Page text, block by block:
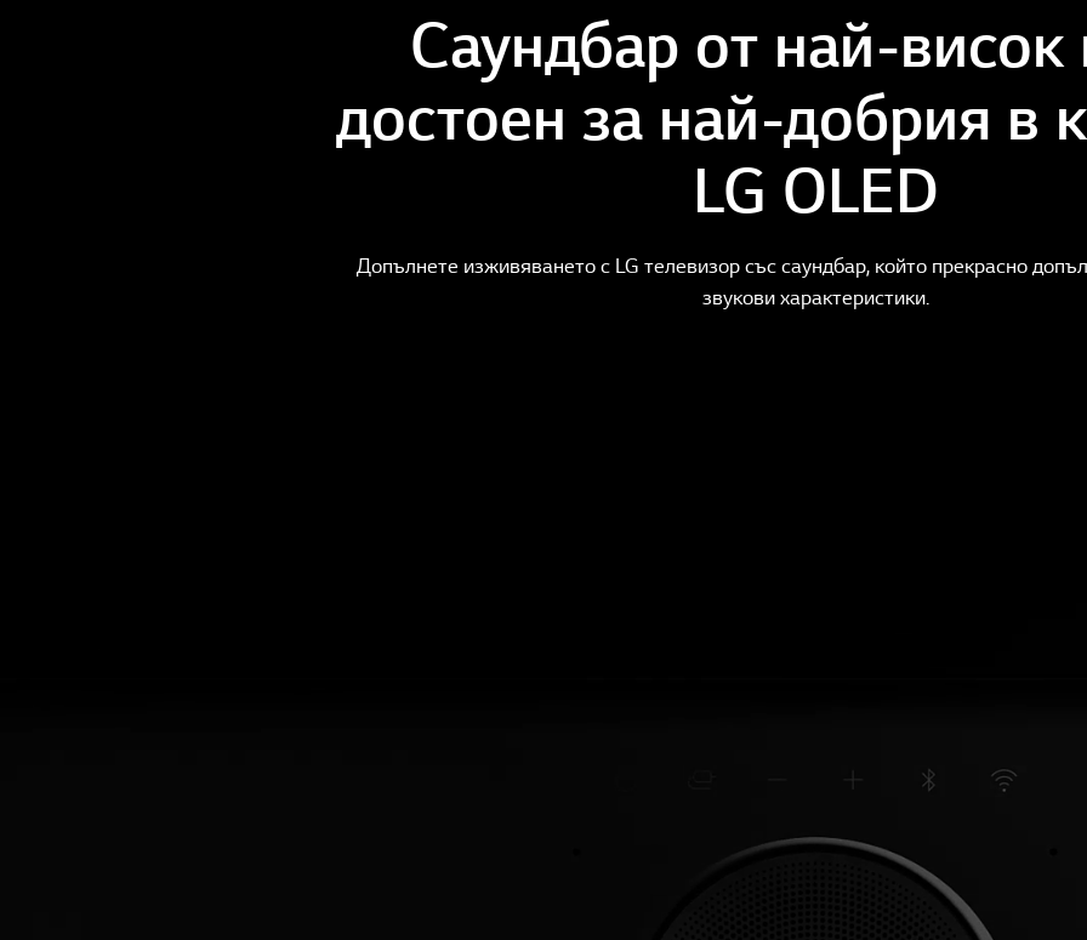
Саундбар от най-висок
достоен за най-добрия в
LG OLED
Допълнете изживяването с LG телевизор със саундбар, който прекрасно
звукови характеристики.